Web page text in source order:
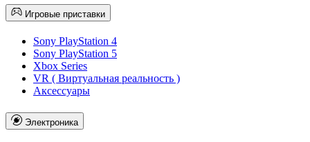
Игровые приставки
Sony PlayStation 4
Sony PlayStation 5
Xbox Series
VR ( Виртуальная реальность )
Аксессуары
Электроника